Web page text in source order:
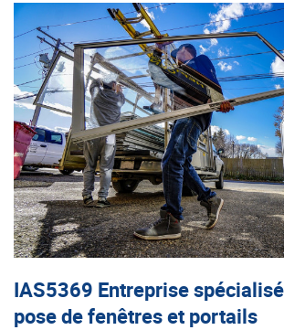
IAS5369 Entreprise
pose de fenêtres et portails